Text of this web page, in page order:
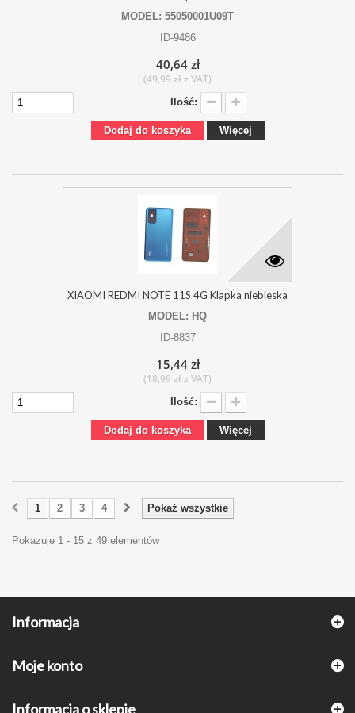
MODEL: 55050001U09T
ID-9486
40,64 zł
(49,99 zł z VAT)
Ilość:
Dodaj do koszyka Więcej
XIAOMI REDMI NOTE 11S 4G Klapka niebieska
MODEL: HQ
ID-8837
15,44 zł
(18,99 zł z VAT)
Ilość:
Dodaj do koszyka Więcej
Pokaż wszystkie
1 2 3 4
Pokazuje 1 - 15 z 49 elementów
Informacja
Moje konto
Informacja o sklepie